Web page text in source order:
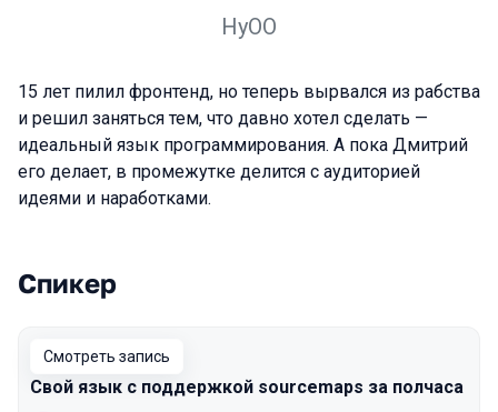
HyOO
15 лет пилил фронтенд, но теперь вырвался из рабства
и решил заняться тем, что давно хотел сделать —
идеальный язык программирования. А пока Дмитрий
его делает, в промежутке делится с аудиторией
идеями и наработками.
Выступления в сезоне 2021 Piter
Спикер
Смотреть запись
Свой язык с поддержкой sourcemaps за полчаса